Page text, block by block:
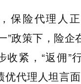
保险代理人
”政策下，险企
收紧，“返佣”
优代理人坦言